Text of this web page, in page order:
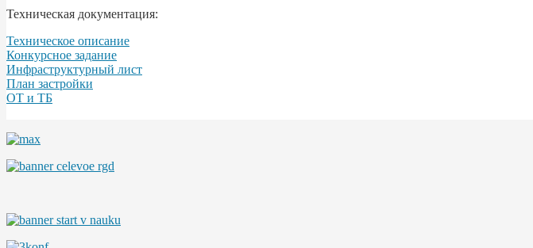
Техническая документация:
Техническое описание
Конкурсное задание
Инфраструктурный лист
План застройки
ОТ и ТБ